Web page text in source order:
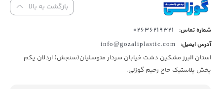
بازگشت به بالا
شماره تماس: 02636219321
آدرس ایمیل: info@gozaliplastic.com
استان البرز مشکین دشت خیابان سردار متوسلیان(سنجش) اردلان یکم
پخش پلاستیک حاج رحیم گوزلی.